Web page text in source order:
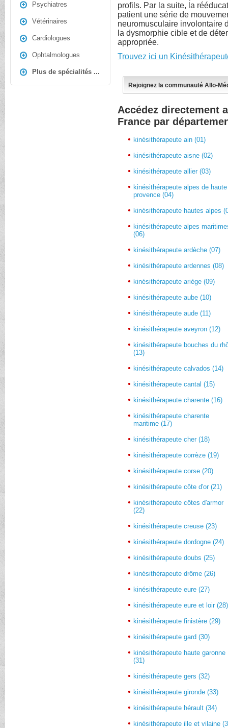
Psychiatres
Vétérinaires
Cardiologues
Ophtalmologues
Plus de spécialités ...
profils. Par la suite, la
patient une série de
neuromusculaire involontaire
la dysmorphie cible et de
appropriée.
Trouvez ici un
Rejoignez la communauté Allo-
Accédez directement
France par
kinésithérapeute ain (01)
kinésithérapeute aisne (02)
kinésithérapeute allier (03)
kinésithérapeute alpes de haute
provence (04)
kinésithérapeute hautes alpes
kinésithérapeute alpes
(06)
kinésithérapeute ardèche (07)
kinésithérapeute ardennes (08)
kinésithérapeute ariège (09)
kinésithérapeute aube (10)
kinésithérapeute aude (11)
kinésithérapeute aveyron (12)
kinésithérapeute bouches du
(13)
kinésithérapeute calvados (14)
kinésithérapeute cantal (15)
kinésithérapeute charente (16)
kinésithérapeute charente
maritime (17)
kinésithérapeute cher (18)
kinésithérapeute corrèze (19)
kinésithérapeute corse (20)
kinésithérapeute côte d'or (21)
kinésithérapeute côtes d'armor
(22)
kinésithérapeute creuse (23)
kinésithérapeute dordogne (24)
kinésithérapeute doubs (25)
kinésithérapeute drôme (26)
kinésithérapeute eure (27)
kinésithérapeute eure et loir (28)
kinésithérapeute finistère (29)
kinésithérapeute gard (30)
kinésithérapeute haute garonne
(31)
kinésithérapeute gers (32)
kinésithérapeute gironde (33)
kinésithérapeute hérault (34)
kinésithérapeute ille et vilaine